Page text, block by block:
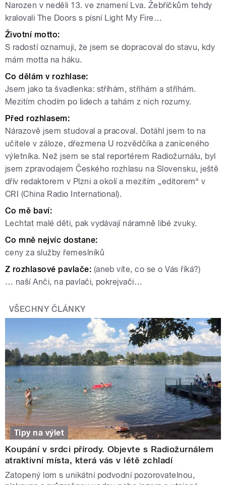
Narozen v neděli 13. ve znamení Lva. Žebříčkům tehdy
kralovali The Doors s písní Light My Fire…
Životní motto:
S radostí oznamuji, že jsem se dopracoval do stavu, kdy
mám motta na háku.
Co dělám v rozhlase:
Jsem jako ta švadlenka: stříhám, stříhám a stříhám.
Mezitím chodím po lidech a tahám z nich rozumy.
Před rozhlasem:
Nárazově jsem studoval a pracoval. Dotáhl jsem to na
učitele v záloze, dřezmena U rozvědčíka a zaníceného
výletníka. Než jsem se stal reportérem Radiožurnálu, byl
jsem zpravodajem Českého rozhlasu na Slovensku, ještě
dřív redaktorem v Plzni a okolí a mezitím „editorem“ v
CRI (China Radio International).
Co mě baví:
Lechtat malé děti, pak vydávají náramně libé zvuky.
Co mně nejvíc dostane:
ceny za služby řemeslníků
Z rozhlasové pavlače: (aneb víte, co se o Vás říká?)
… naší Anči, na pavlači, pokrejvači…
VŠECHNY ČLÁNKY
Tipy na výlet
Koupání v srdci přírody. Objevte s Radiožurnálem
atraktivní místa, která vás v létě zchladí
Zatopený lom s unikátní podvodní pozorovatelnou,